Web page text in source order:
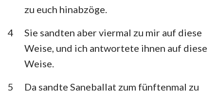
zu euch hinabzöge.
4
Sie sandten aber viermal zu mir auf diese
Weise, und ich antwortete ihnen auf diese
Weise.
5
Da sandte Saneballat zum fünftenmal zu